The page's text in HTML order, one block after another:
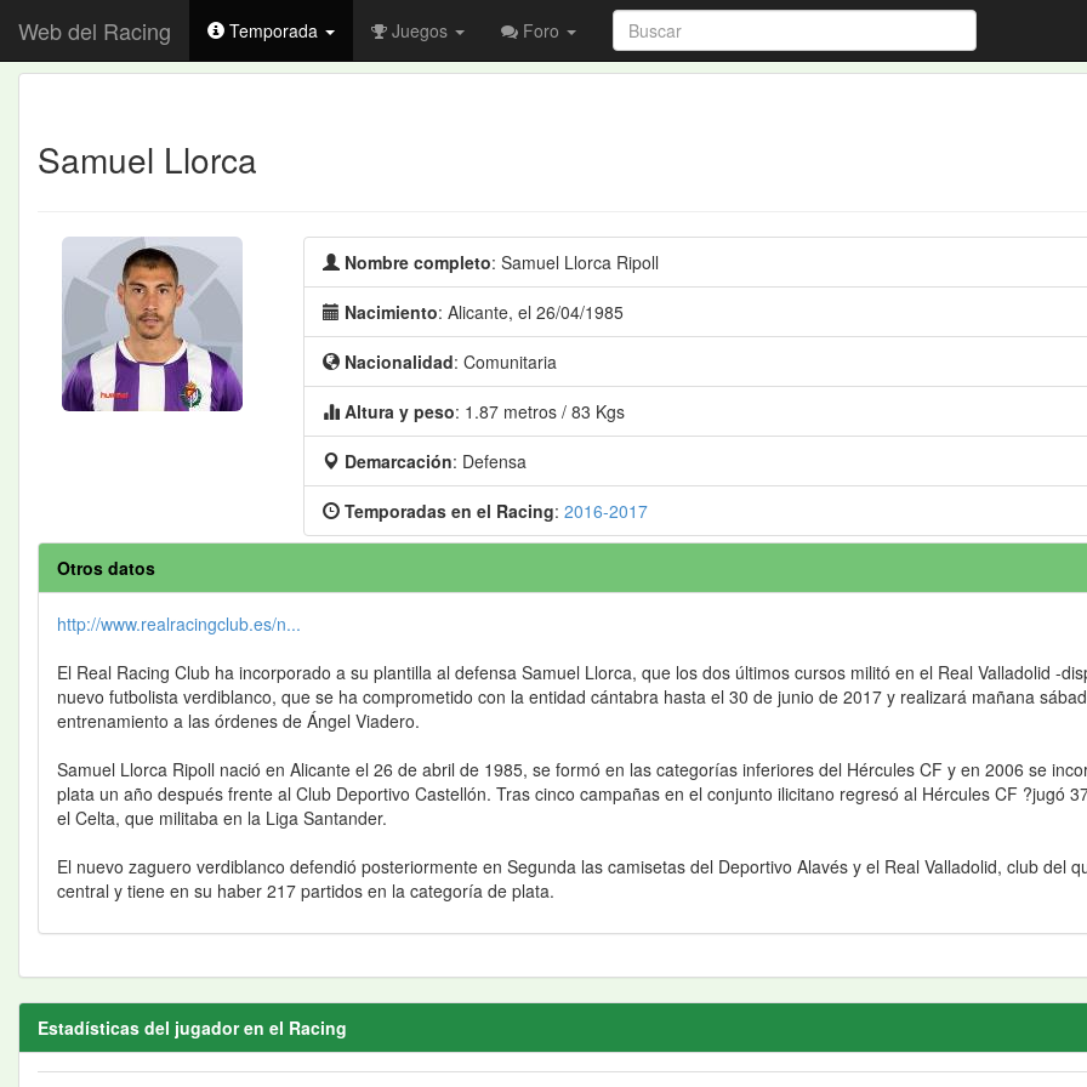
Web del Racing Temporada Juegos Foro
Samuel Llorca
Nombre completo: Samuel Llorca Ripoll
Nacimiento: Alicante, el 26/04/1985
Nacionalidad: Comunitaria
Altura y peso: 1.87 metros / 83 Kgs
Demarcación: Defensa
Temporadas en el Racing: 2016-2017
Otros datos
http://www.realracingclub.es/n...
El Real Racing Club ha incorporado a su plantilla al defensa Samuel Llorca, que los dos últimos cursos militó en el Real Valladolid -
nuevo futbolista verdiblanco, que se ha comprometido con la entidad cántabra hasta el 30 de junio de 2017 y realizará mañana
entrenamiento a las órdenes de Ángel Viadero.
Samuel Llorca Ripoll nació en Alicante el 26 de abril de 1985, se formó en las categorías inferiores del Hércules CF y en 2006 se
plata un año después frente al Club Deportivo Castellón. Tras cinco campañas en el conjunto ilicitano regresó al Hércules CF ?jugó
el Celta, que militaba en la Liga Santander.
El nuevo zaguero verdiblanco defendió posteriormente en Segunda las camisetas del Deportivo Alavés y el Real Valladolid, club del
central y tiene en su haber 217 partidos en la categoría de plata.
Estadísticas del jugador en el Racing